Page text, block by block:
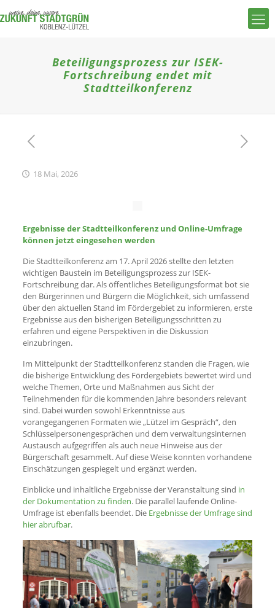
Beteiligungsprozess zur ISEK-
Fortschreibung endet mit
Stadtteilkonferenz
18 Mai, 2026
Ergebnisse der Stadtteilkonferenz und Online-Umfrage
können jetzt eingesehen werden
Die Stadtteilkonferenz am 17. April 2026 stellte den letzten
wichtigen Baustein im Beteiligungsprozess zur ISEK-
Fortschreibung dar. Als öffentliches Beteiligungsformat bot sie
den Bürgerinnen und Bürgern die Möglichkeit, sich umfassend
über den aktuellen Stand im Fördergebiet zu informieren, erste
Ergebnisse aus den bisherigen Beteiligungsschritten zu
erfahren und eigene Perspektiven in die Diskussion
einzubringen.
Im Mittelpunkt der Stadtteilkonferenz standen die Fragen, wie
die bisherige Entwicklung des Fördergebiets bewertet wird und
welche Themen, Orte und Maßnahmen aus Sicht der
Teilnehmenden für die kommenden Jahre besonders relevant
sind. Dabei wurden sowohl Erkenntnisse aus
vorangegangenen Formaten wie „Lützel im Gespräch“, den
Schlüsselpersonengesprächen und dem verwaltungsinternen
Austausch aufgegriffen als auch neue Hinweise aus der
Bürgerschaft gesammelt. Auf diese Weise konnten vorhandene
Einschätzungen gespiegelt und ergänzt werden.
Einblicke und inhaltliche Ergebnisse der Veranstaltung sind in
der Dokumentation zu finden. Die parallel laufende Online-
Umfrage ist ebenfalls beendet. Die Ergebnisse der Umfrage sind
hier abrufbar.